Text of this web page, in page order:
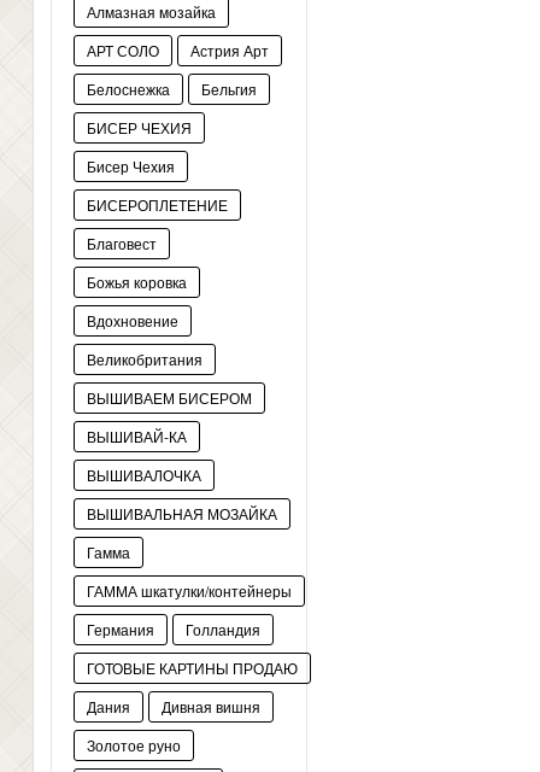
Алмазная мозайка
АРТ СОЛО
Астрия Арт
Белоснежка
Бельгия
БИСЕР ЧЕХИЯ
Бисер Чехия
БИСЕРОПЛЕТЕНИЕ
Благовест
Божья коровка
Вдохновение
Великобритания
ВЫШИВАЕМ БИСЕРОМ
ВЫШИВАЙ-КА
ВЫШИВАЛОЧКА
ВЫШИВАЛЬНАЯ МОЗАЙКА
Гамма
ГАММА шкатулки/контейнеры
Германия
Голландия
ГОТОВЫЕ КАРТИНЫ ПРОДАЮ
Дания
Дивная вишня
Золотое руно